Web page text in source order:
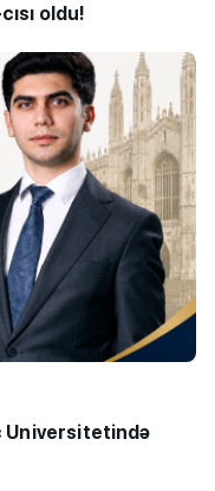
oldu!
Universitetində